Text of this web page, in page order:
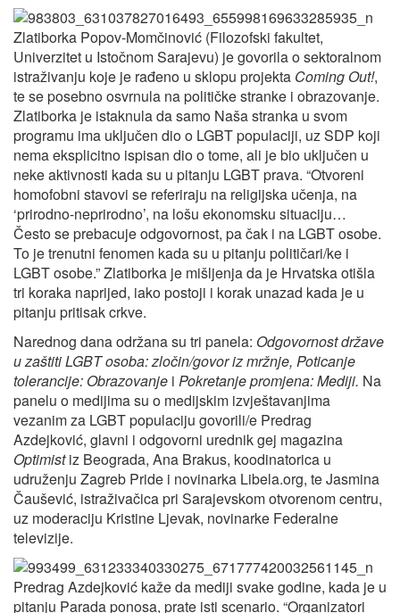
Zlatiborka Popov-Momčinović (Filozofski fakultet,
Univerzitet u Istočnom Sarajevu) je govorila o sektoralnom
istraživanju koje je rađeno u sklopu projekta Coming Out!,
te se posebno osvrnula na političke stranke i obrazovanje.
Zlatiborka je istaknula da samo Naša stranka u svom
programu ima uključen dio o LGBT populaciji, uz SDP koji
nema eksplicitno ispisan dio o tome, ali je bio uključen u
neke aktivnosti kada su u pitanju LGBT prava. “Otvoreni
homofobni stavovi se referiraju na religijska učenja, na
‘prirodno-neprirodno’, na lošu ekonomsku situaciju…
Često se prebacuje odgovornost, pa čak i na LGBT osobe.
To je trenutni fenomen kada su u pitanju političari/ke i
LGBT osobe.” Zlatiborka je mišljenja da je Hrvatska otišla
tri koraka naprijed, iako postoji i korak unazad kada je u
pitanju pritisak crkve.
Narednog dana održana su tri panela: Odgovornost države
u zaštiti LGBT osoba: zločin/govor iz mržnje, Poticanje
tolerancije: Obrazovanje i Pokretanje promjena: Mediji. Na
panelu o medijima su o medijskim izvještavanjima
vezanim za LGBT populaciju govorili/e Predrag
Azdejković, glavni i odgovorni urednik gej magazina
Optimistiz Beograda, Ana Brakus, koodinatorica u
udruženju Zagreb Pride i novinarka Libela.org, te Jasmina
Čaušević, istraživačica pri Sarajevskom otvorenom centru,
uz moderaciju Kristine Ljevak, novinarke Federalne
televizije.
Predrag Azdejković kaže da mediji svake godine, kada je u
pitanju Parada ponosa, prate isti scenario. “Organizatori